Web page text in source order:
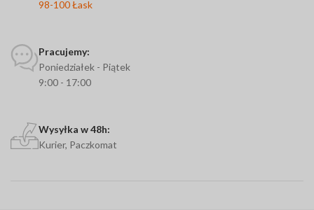
98-100 Łask
Pracujemy:
Poniedziałek - Piątek
9:00 - 17:00
Wysyłka w 48h:
Kurier, Paczkomat